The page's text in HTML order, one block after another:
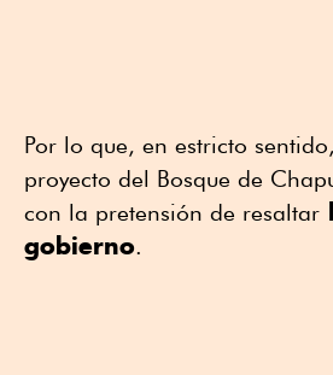
Por lo que, en estricto
proyecto del Bosque de
con la pretensión de resaltar
gobierno.